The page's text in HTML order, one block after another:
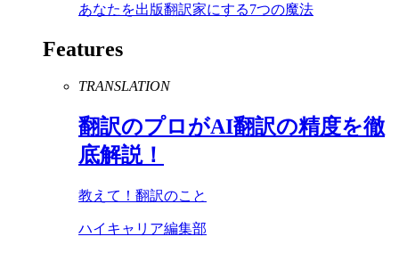
あなたを出版翻訳家にする7つの魔法
Features
TRANSLATION
翻訳のプロがAI翻訳の精度を徹
底解説！
教えて！翻訳のこと
ハイキャリア編集部